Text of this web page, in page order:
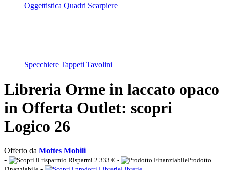
Oggettistica Quadri Scarpiere
Specchiere Tappeti Tavolini
Libreria Orme in laccato opaco
in Offerta Outlet: scopri
Logico 26
Offerto da Mottes Mobili
-
Risparmi 2.333 € -
Prodotto